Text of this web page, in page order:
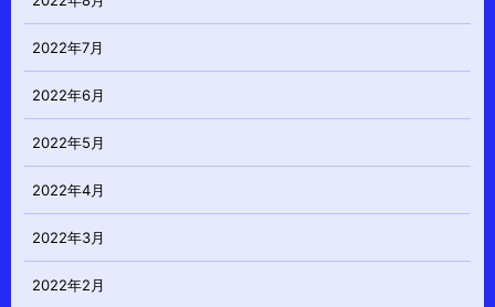
2022年7月
2022年6月
2022年5月
2022年4月
2022年3月
2022年2月